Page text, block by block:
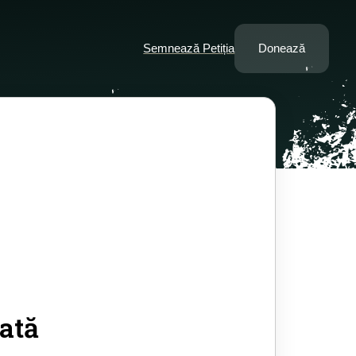
Semnează Petiția Donează